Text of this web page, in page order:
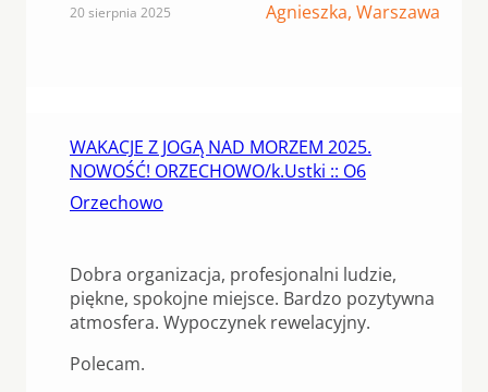
20 sierpnia 2025 Agnieszka, Warszawa
WAKACJE Z JOGĄ NAD MORZEM 2025.
NOWOŚĆ! ORZECHOWO/k.Ustki :: O6
Orzechowo
Dobra organizacja, profesjonalni ludzie,
piękne, spokojne miejsce. Bardzo pozytywna
atmosfera. Wypoczynek rewelacyjny.
Polecam.